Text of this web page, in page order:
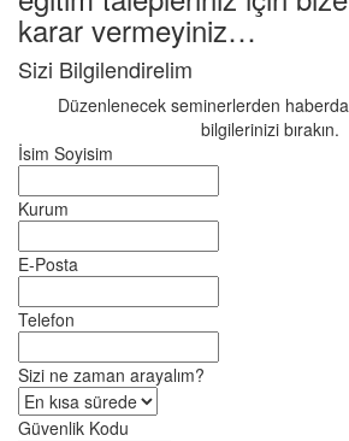
karar vermeyiniz…
Sizi Bilgilendirelim
Düzenlenecek seminerlerden
bilgilerinizi bırakın.
İsim Soyisim
Kurum
E-Posta
Telefon
Sizi ne zaman arayalım?
Güvenlik Kodu